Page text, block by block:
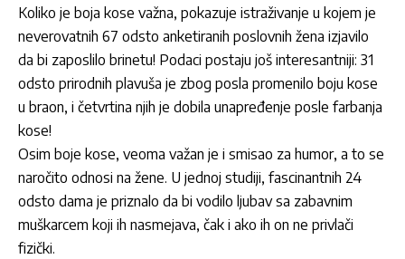
Koliko je boja kose važna, pokazuje istraživanje u kojem je
neverovatnih 67 odsto anketiranih poslovnih žena izjavilo
da bi zaposlilo brinetu! Podaci postaju još interesantniji: 31
odsto prirodnih plavuša je zbog posla promenilo boju kose
u braon, i četvrtina njih je dobila unapređenje posle farbanja
kose!
Osim boje kose, veoma važan je i smisao za humor, a to se
naročito odnosi na žene. U jednoj studiji, fascinantnih 24
odsto dama je priznalo da bi vodilo ljubav sa zabavnim
muškarcem koji ih nasmejava, čak i ako ih on ne privlači
fizički.